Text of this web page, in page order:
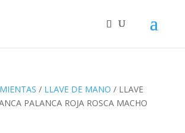
/ LLAVE DE MANO / LLAVE
PALANCA ROJA ROSCA MACHO